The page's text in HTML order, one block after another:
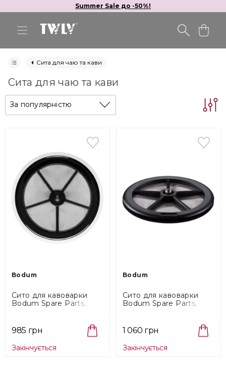
Summer Sale до -50%!
Сита для чаю та кави
Сита для чаю та кави
За популярністю
Bodum
Сито для кавоварки
Bodum Spare Parts,
985 грн
Закінчується
Bodum
Сито для кавоварки
Bodum Spare Parts,
1 060 грн
Закінчується